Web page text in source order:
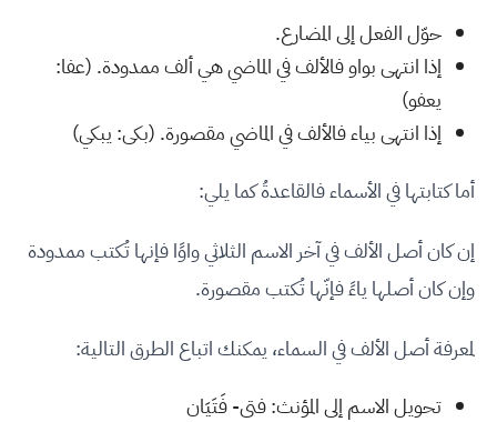
حوّل الفعل إلى المضارع.
إذا انتهى بواو فالألف في الماضي هي ألف ممدودة. (عفا:
يعفو)
إذا انتهى بياء فالألف في الماضي مقصورة. (بكى: يبكي)
أما كتابتها في الأسماء فالقاعدةُ كما يلي:
إن كان أصل الألف في آخر الاسم الثلاثي واوًا فإنها تُكتب ممدودة
وإن كان أصلها ياءً فإنّها تُكتب مقصورة.
لمعرفة أصل الألف في السماء، يمكنك اتباع الطرق التالية:
تحويل الاسم إلى المؤنث: فتى- فَتَيَان